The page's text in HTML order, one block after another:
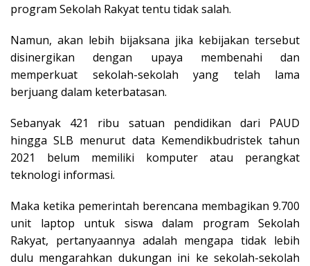
program Sekolah Rakyat tentu tidak salah.
Namun, akan lebih bijaksana jika kebijakan tersebut
disinergikan dengan upaya membenahi dan
memperkuat sekolah-sekolah yang telah lama
berjuang dalam keterbatasan.
Sebanyak 421 ribu satuan pendidikan dari PAUD
hingga SLB menurut data Kemendikbudristek tahun
2021 belum memiliki komputer atau perangkat
teknologi informasi.
Maka ketika pemerintah berencana membagikan 9.700
unit laptop untuk siswa dalam program Sekolah
Rakyat, pertanyaannya adalah mengapa tidak lebih
dulu mengarahkan dukungan ini ke sekolah-sekolah